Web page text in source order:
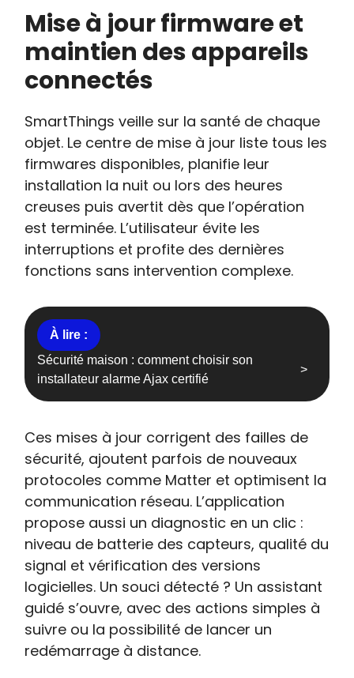
Mise à jour firmware et
maintien des appareils
connectés
SmartThings veille sur la santé de chaque
objet. Le centre de mise à jour liste tous les
firmwares disponibles, planifie leur
installation la nuit ou lors des heures
creuses puis avertit dès que l’opération
est terminée. L’utilisateur évite les
interruptions et profite des dernières
fonctions sans intervention complexe.
Sécurité maison : comment choisir son
installateur alarme Ajax certifié
Ces mises à jour corrigent des failles de
sécurité, ajoutent parfois de nouveaux
protocoles comme Matter et optimisent la
communication réseau. L’application
propose aussi un diagnostic en un clic :
niveau de batterie des capteurs, qualité du
signal et vérification des versions
logicielles. Un souci détecté ? Un assistant
guidé s’ouvre, avec des actions simples à
suivre ou la possibilité de lancer un
redémarrage à distance.